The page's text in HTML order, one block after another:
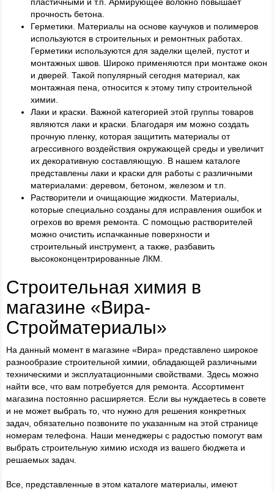
пластичными и т.п. Армирующее волокно повышает
прочность бетона.
Герметики. Материалы на основе каучуков и полимеров
используются в строительных и ремонтных работах.
Герметики используются для заделки щелей, пустот и
монтажных швов. Широко применяются при монтаже окон
и дверей. Такой популярный сегодня материал, как
монтажная пена, относится к этому типу строительной
химии.
Лаки и краски. Важной категорией этой группы товаров
являются лаки и краски. Благодаря им можно создать
прочную пленку, которая защитить материалы от
агрессивного воздействия окружающей среды и увеличит
их декоративную составляющую. В нашем каталоге
представлены лаки и краски для работы с различными
материалами: деревом, бетоном, железом и т.п.
Растворители и очищающие жидкости. Материалы,
которые специально созданы для исправления ошибок и
огрехов во время ремонта. С помощью растворителей
можно очистить испачканные поверхности и
строительный инструмент, а также, разбавить
высококонцентрированные ЛКМ.
Строительная химия в
магазине «Вира-
Стройматериалы»
На данный момент в магазине «Вира» представлено широкое
разнообразие строительной химии, обладающей различными
техническими и эксплуатационными свойствами. Здесь можно
найти все, что вам потребуется для ремонта. Ассортимент
магазина постоянно расширяется. Если вы нуждаетесь в совете
и не может выбрать то, что нужно для решения конкретных
задач, обязательно позвоните по указанным на этой странице
номерам телефона. Наши менеджеры с радостью помогут вам
выбрать строительную химию исходя из вашего бюджета и
решаемых задач.
Все, представленные в этом каталоге материалы, имеют